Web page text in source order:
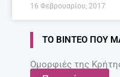
16 Φεβρουαρίου, 2017
ΤΟ ΒΊΝΤΕΟ ΠΟΥ
Ομορφιές της